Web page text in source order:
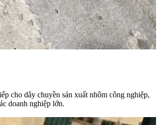
cho dây chuyền sản xuất nhôm công nghiệp,
doanh nghiệp lớn.